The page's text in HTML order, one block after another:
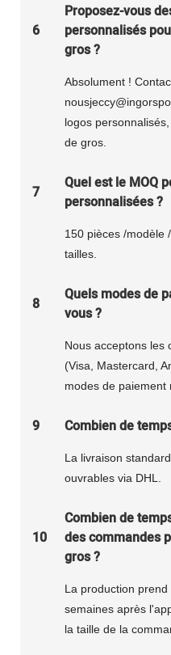
6
Proposez-vous
personnalisés
gros ?
Absolument !
logos
de gros.
7
Quel est le MOQ
personnalisées ?
150 pièces /modèle
tailles.
8
Quels modes de
vous ?
Nous acceptons les
(Visa, Mastercard,
modes de paiement
9 Combien de
La livraison
ouvrables via DHL.
10
Combien de
des commandes
gros ?
La production
semaines après
la taille de la